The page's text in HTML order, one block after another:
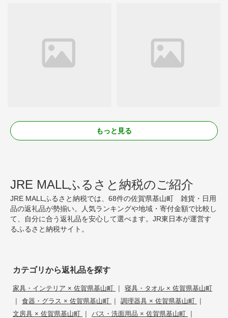
もっと見る
JRE MALLふるさと納税のご紹介
JRE MALLふるさと納税では、68件の佐賀県基山町 雑貨・日用
品の返礼品が勢揃い。人気ランキングや地域・寄付金額で比較し
て、自分に合う返礼品を安心して選べます。JR東日本が運営す
るふるさと納税サイト。
カテゴリから返礼品を探す
家具・インテリア × 佐賀県基山町 | 寝具・タオル × 佐賀県基山町
| 食器・グラス × 佐賀県基山町 | 調理器具 × 佐賀県基山町 |
文房具 × 佐賀県基山町 | バス・洗面用品 × 佐賀県基山町 |